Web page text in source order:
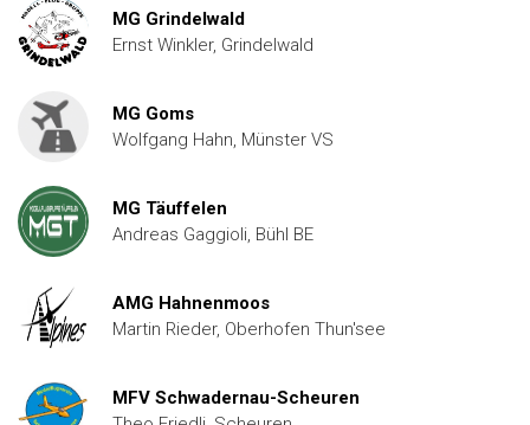
MG Grindelwald
Ernst Winkler, Grindelwald
MG Goms
Wolfgang Hahn, Münster VS
MG Täuffelen
Andreas Gaggioli, Bühl BE
AMG Hahnenmoos
Martin Rieder, Oberhofen Thun'see
MFV Schwadernau-Scheuren